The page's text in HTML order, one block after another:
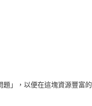
」，以便在這塊資源豐富